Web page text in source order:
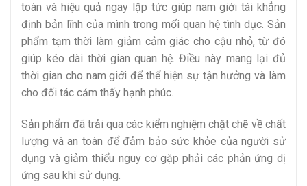
toàn và hiệu quả ngay lập tức giúp nam giới tái khẳng
định bản lĩnh của mình trong mối quan hệ tình dục. Sản
phẩm tạm thời làm giảm cảm giác cho cậu nhỏ, từ đó
giúp kéo dài thời gian quan hệ. Điều này mang lại đủ
thời gian cho nam giới để thể hiện sự tận hưởng và làm
cho đối tác cảm thấy hạnh phúc.
Sản phẩm đã trải qua các kiểm nghiệm chặt chẽ về chất
lượng và an toàn để đảm bảo sức khỏe của người sử
dụng và giảm thiểu nguy cơ gặp phải các phản ứng dị
ứng sau khi sử dụng.